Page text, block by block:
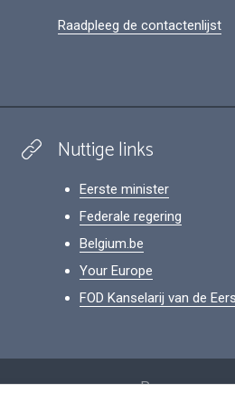
Raadpleeg de contactenlijst
Nuttige links
Eerste minister
Federale regering
Belgium.be
Your Europe
FOD Kanselarij van de